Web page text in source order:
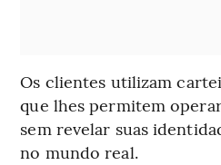
Os clientes utilizam
que lhes permitem
sem revelar suas
no mundo real.